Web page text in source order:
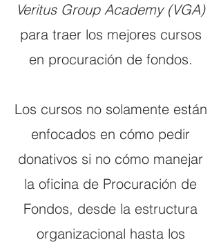
Veritus Group Academy (VGA)
para traer los mejores cursos
en procuración de fondos.
Los cursos no solamente están
enfocados en cómo pedir
donativos si no cómo manejar
la oficina de Procuración de
Fondos, desde la estructura
organizacional hasta los